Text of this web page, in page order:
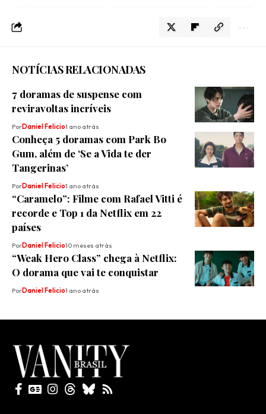
NOTÍCIAS RELACIONADAS
7 doramas de suspense com
reviravoltas incríveis
PorDaniel Felicio1 ano atrás
Conheça 5 doramas com Park Bo
Gum, além de ‘Se a Vida te der
Tangerinas’
PorDaniel Felicio1 ano atrás
“Caramelo”: Filme com Rafael Vitti é
recorde e Top 1 da Netflix em 22
países
PorDaniel Felicio10 meses atrás
“Weak Hero Class” chega à Netflix:
O dorama que vai te conquistar
PorDaniel Felicio1 ano atrás